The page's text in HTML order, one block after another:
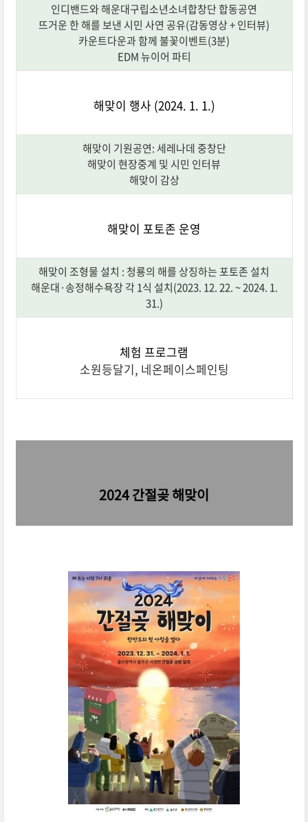
인디밴드와 해운대구립소년소녀합창단 합동공연
뜨거운 한 해를 보낸 시민 사연 공유(감동영상 + 인터뷰)
카운트다운과 함께 불꽃이벤트(3분)
EDM 뉴이어 파티
해맞이 행사 (2024. 1. 1.)
해맞이 기원공연: 세레나데 중창단
해맞이 현장중계 및 시민 인터뷰
해맞이 감상
해맞이 포토존 운영
해맞이 조형물 설치 : 청룡의 해를 상징하는 포토존 설치
해운대·송정해수욕장 각 1식 설치(2023. 12. 22. ~ 2024. 1.
31.)
체험 프로그램
소원등달기, 네온페이스페인팅
2024 간절곶 해맞이